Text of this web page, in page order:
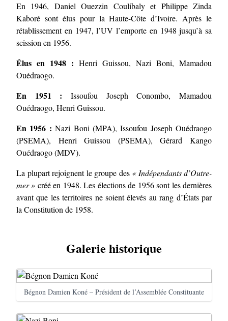
En 1946, Daniel Ouezzin Coulibaly et Philippe Zinda
Kaboré sont élus pour la Haute-Côte d’Ivoire. Après le
rétablissement en 1947, l’UV l’emporte en 1948 jusqu’à sa
scission en 1956.
Élus en 1948 : Henri Guissou, Nazi Boni, Mamadou
Ouédraogo.
En 1951 : Issoufou Joseph Conombo, Mamadou
Ouédraogo, Henri Guissou.
En 1956 : Nazi Boni (MPA), Issoufou Joseph Ouédraogo
(PSEMA), Henri Guissou (PSEMA), Gérard Kango
Ouédraogo (MDV).
La plupart rejoignent le groupe des « Indépendants d’Outre-
mer » créé en 1948. Les élections de 1956 sont les dernières
avant que les territoires ne soient élevés au rang d’États par
la Constitution de 1958.
Galerie historique
Bégnon Damien Koné – Président de l’Assemblée Constituante